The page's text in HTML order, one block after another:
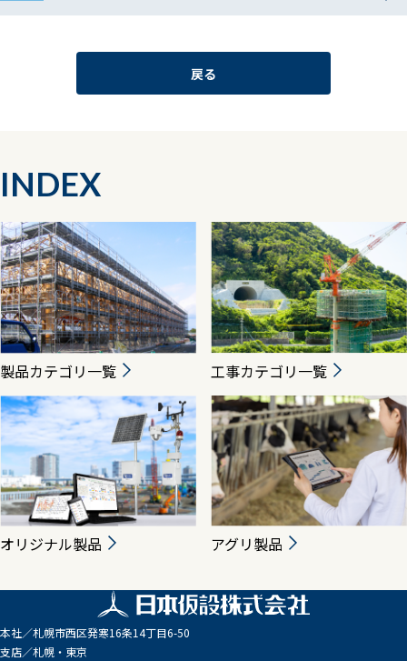
戻る
INDEX
製品カテゴリ一覧 工事カテゴリ一覧
オリジナル製品 アグリ製品
本社／札幌市西区発寒16条14丁目6-50
支店／札幌・東京